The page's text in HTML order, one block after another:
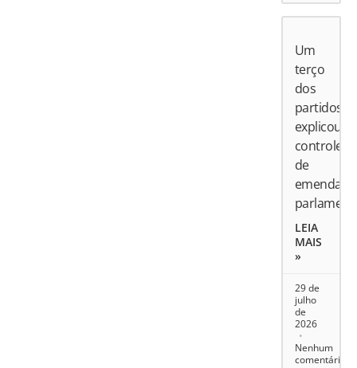
Um
terço
dos
partidos
explicou
controle
de
emendas
LEIA
MAIS
»
29 de
julho
de
2026
Nenhum
comentário